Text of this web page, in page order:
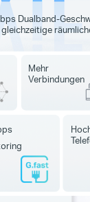
Dualband-
Mehr
Verbindungen